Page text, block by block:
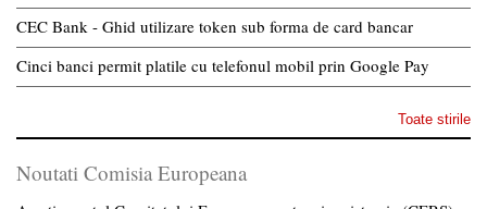
CEC Bank - Ghid utilizare token sub forma de card bancar
Cinci banci permit platile cu telefonul mobil prin Google Pay
Toate stirile
Noutati Comisia Europeana